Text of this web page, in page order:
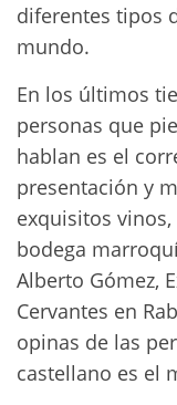
diferentes tipos
mundo.
En los últimos
personas que
hablan es el
presentación y
exquisitos
bodega
Alberto Gómez,
Cervantes en
opinas de las
castellano es el